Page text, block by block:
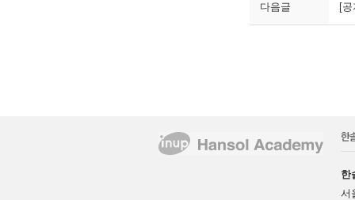
다음글 [
한
서